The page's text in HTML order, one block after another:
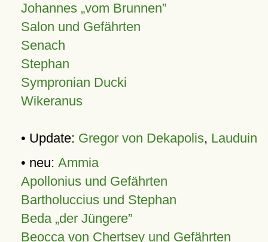
Johannes vom Brunnen
Salon und Gefährten
Senach
Stephan
Sympronian Ducki
Wikeranus
• Update: Gregor von Dekapolis, Lauduin
• neu: Ammia
Apollonius und Gefährten
Bartholuccius und Stephan
Beda „der Jüngere”
Beocca von Chertsey und Gefährten